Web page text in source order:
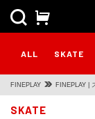
ALL SKATE
FINEPLAY FINEPLAY |
SKATE